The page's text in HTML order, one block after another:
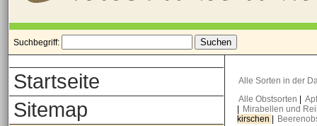
Suchbegriff:
Startseite
Sitemap
Alle Sorten in der
Alle Obstsorten
Mirabellen und
kirschen